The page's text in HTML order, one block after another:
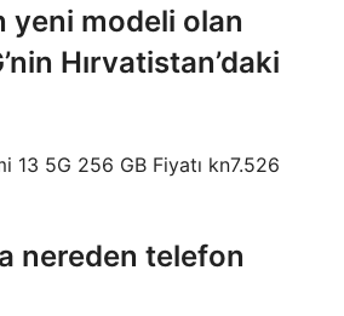
yeni modeli olan
Hırvatistan’daki
13 5G 256 GB Fiyatı kn7.526
nereden telefon